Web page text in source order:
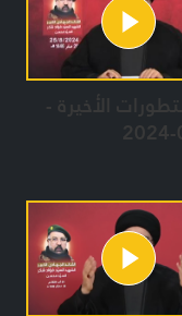
الأخيرة -